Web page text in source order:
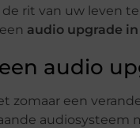
rit van uw leven
audio upgrade
audio
zomaar een
audiosysteem